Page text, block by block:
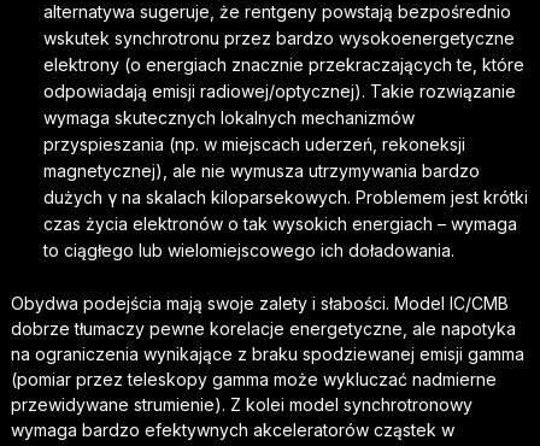
alternatywa sugeruje, że rentgeny powstają bezpośrednio
wskutek synchrotronu przez bardzo wysokoenergetyczne
elektrony (o energiach znacznie przekraczających te, które
odpowiadają emisji radiowej/optycznej). Takie rozwiązanie
wymaga skutecznych lokalnych mechanizmów
przyspieszania (np. w miejscach uderzeń, rekoneksji
magnetycznej), ale nie wymusza utrzymywania bardzo
dużych γ na skalach kiloparsekowych. Problemem jest krótki
czas życia elektronów o tak wysokich energiach – wymaga
to ciągłego lub wielomiejscowego ich doładowania.
Obydwa podejścia mają swoje zalety i słabości. Model IC/CMB
dobrze tłumaczy pewne korelacje energetyczne, ale napotyka
na ograniczenia wynikające z braku spodziewanej emisji gamma
(pomiar przez teleskopy gamma może wykluczać nadmierne
przewidywane strumienie). Z kolei model synchrotronowy
wymaga bardzo efektywnych akceleratorów cząstek w